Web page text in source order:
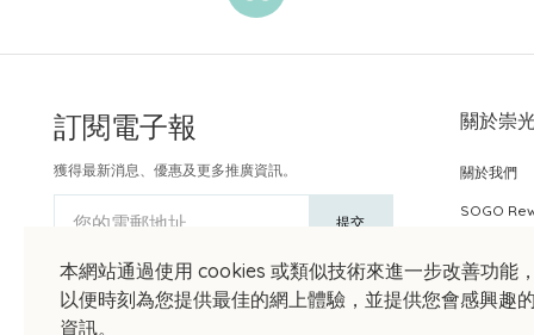
本網站通過使用 cookies 或類似技術來進一步改善功能
以便時刻為您提供最佳的網上體驗，並提供您會感興趣
資訊。
訂閱電子報
獲得最新消息、優惠及更多推廣資訊。
您的電郵地址 提交
關於崇
關於我們
SOGO